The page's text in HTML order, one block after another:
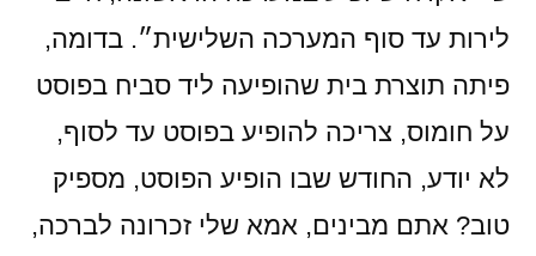
לירות עד סוף המערכה השלישית״. בדומה,
פיתה תוצרת בית שהופיעה ליד סביח בפוסט
על חומוס, צריכה להופיע בפוסט עד לסוף,
לא יודע, החודש שבו הופיע הפוסט, מספיק
טוב? אתם מבינים, אמא שלי זכרונה לברכה,